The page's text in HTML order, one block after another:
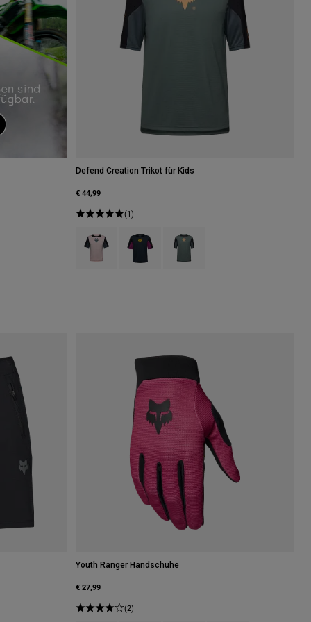
Defend Creation Trikot für Kids
€ 44,99
(1)
Product swatch type of Rosarot.
Product swatch type of Galaxy Blue.
Product swatch type of Salbei
Youth Ranger Handschuhe
€ 27,99
(2)